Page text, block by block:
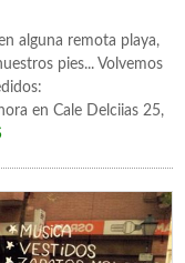
alguna remota playa,
pies... Volvemos
en Cale Delciias 25,